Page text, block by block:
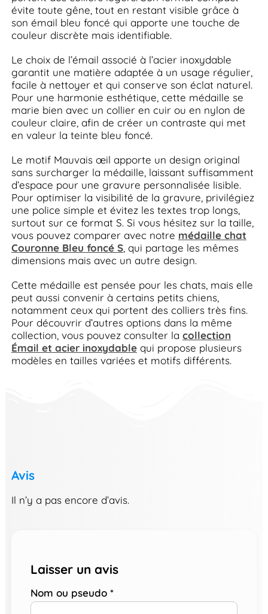
évite toute gêne, tout en restant visible grâce à
son émail bleu foncé qui apporte une touche de
couleur discrète mais identifiable.
Le choix de l’émail associé à l’acier inoxydable
garantit une matière adaptée à un usage régulier,
facile à nettoyer et qui conserve son éclat naturel.
Pour une harmonie esthétique, cette médaille se
marie bien avec un collier en cuir ou en nylon de
couleur claire, afin de créer un contraste qui met
en valeur la teinte bleu foncé.
Le motif Mauvais œil apporte un design original
sans surcharger la médaille, laissant suffisamment
d’espace pour une gravure personnalisée lisible.
Pour optimiser la visibilité de la gravure, privilégiez
une police simple et évitez les textes trop longs,
surtout sur ce format S. Si vous hésitez sur la taille,
vous pouvez comparer avec notre médaille chat
Couronne Bleu foncé S, qui partage les mêmes
dimensions mais avec un autre design.
Cette médaille est pensée pour les chats, mais elle
peut aussi convenir à certains petits chiens,
notamment ceux qui portent des colliers très fins.
Pour découvrir d’autres options dans la même
collection, vous pouvez consulter la collection
Émail et acier inoxydablequi propose plusieurs
modèles en tailles variées et motifs différents.
Avis
Il n’y a pas encore d’avis.
Laisser un avis
Nom ou pseudo *